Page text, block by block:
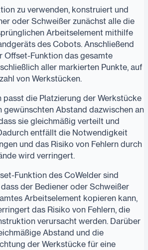
zu verwenden, konstruiert und
oder Schweißer zunächst alle die
Arbeitselement mithilfe
des Cobots. Anschließend
Offset-Funktion das gesamte
aller markierten Punkte, auf
von Werkstücken.
passt die Platzierung der Werkstücke
gewünschten Abstand dazwischen an
sie gleichmäßig verteilt und
entfällt die Notwendigkeit
und das Risiko von Fehlern durch
wird verringert.
Funktion des CoWelder sind
der Bediener oder Schweißer
Arbeitselement kopieren kann,
das Risiko von Fehlern, die
verursacht werden. Darüber
Abstand und die
der Werkstücke für eine